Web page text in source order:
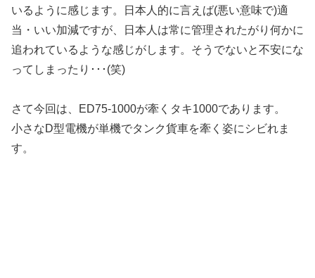
いるように感じます。日本人的に言えば(悪い意味で)適
当・いい加減ですが、日本人は常に管理されたがり何かに
追われているような感じがします。そうでないと不安にな
ってしまったり･･･(笑)
さて今回は、ED75-1000が牽くタキ1000であります。
小さなD型電機が単機でタンク貨車を牽く姿にシビれま
す。